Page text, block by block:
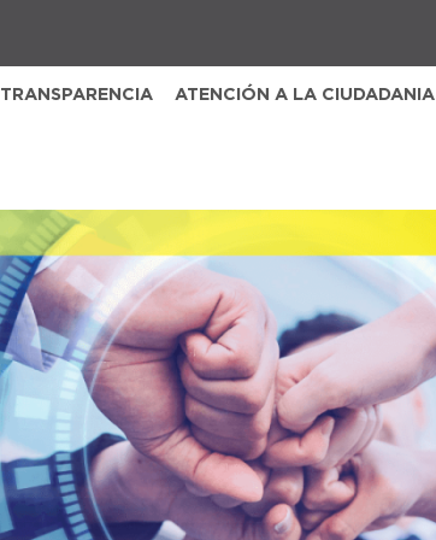
TRANSPARENCIA ATENCIÓN A LA CIUDADANIA